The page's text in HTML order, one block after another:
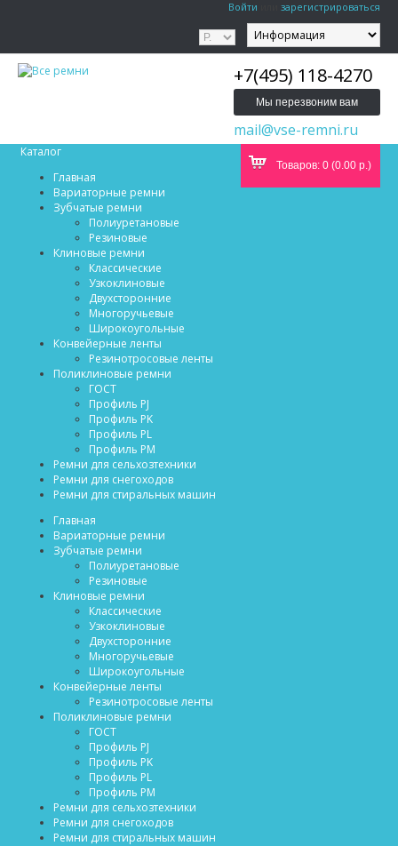
Войти зарегистрироваться
+7(495) 118-4270
Мы перезвоним вам
mail@vse-remni.ru
Каталог
Товаров: 0 (0.00 р.)
Главная
Вариаторные ремни
Зубчатые ремни
Полиуретановые
Резиновые
Клиновые ремни
Классические
Узкоклиновые
Двухсторонние
Многоручьевые
Широкоугольные
Конвейерные ленты
Резинотросовые ленты
Поликлиновые ремни
ГОСТ
Профиль PJ
Профиль PK
Профиль PL
Профиль PM
Ремни для сельхозтехники
Ремни для снегоходов
Ремни для стиральных машин
Главная
Вариаторные ремни
Зубчатые ремни
Полиуретановые
Резиновые
Клиновые ремни
Классические
Узкоклиновые
Двухсторонние
Многоручьевые
Широкоугольные
Конвейерные ленты
Резинотросовые ленты
Поликлиновые ремни
ГОСТ
Профиль PJ
Профиль PK
Профиль PL
Профиль PM
Ремни для сельхозтехники
Ремни для снегоходов
Ремни для стиральных машин